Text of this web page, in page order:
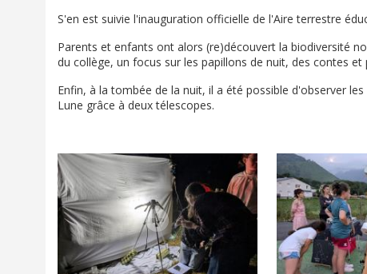
S'en est suivie l'inauguration officielle de l'Aire terrestre
Parents et enfants ont alors (re)découvert la biodiversité
du collège, un focus sur les papillons de nuit, des contes
Enfin, à la tombée de la nuit, il a été possible d'observer
Lune grâce à deux télescopes.